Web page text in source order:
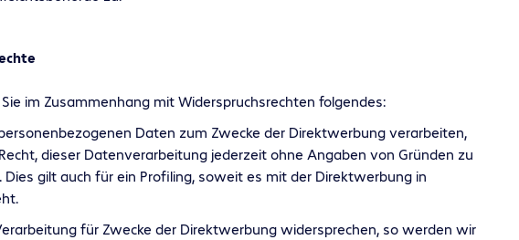
im Zusammenhang mit Widerspruchsrechten folgendes:
Daten zum Zwecke der Direktwerbung verarbeiten,
dieser Datenverarbeitung jederzeit ohne Angaben von Gründen zu
Dies gilt auch für ein Profiling, soweit es mit der Direktwerbung in
für Zwecke der Direktwerbung widersprechen, so werden wir